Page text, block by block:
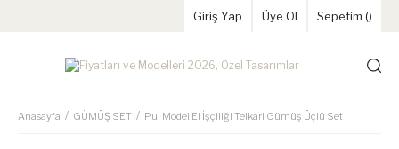
Giriş Yap Üye Ol Sepetim ()
Anasayfa GÜMÜŞ SET Pul Model El İşçiliği Telkari Gümüş Üçlü Set